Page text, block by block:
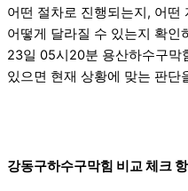
어떤 절차로 진행되는지, 어떤
어떻게 달라질 수 있는지 확
23일 05시20분 용산하수구막
있으면 현재 상황에 맞는 판단
강동구하수구막힘 비교 체크